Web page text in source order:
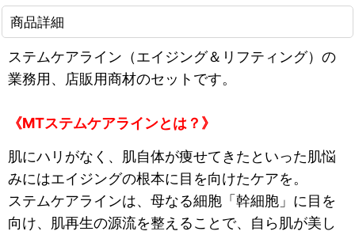
商品詳細
ステムケアライン（エイジング＆リフティング）の
業務用、店販用商材のセットです。
《MTステムケアラインとは？》
肌にハリがなく、肌自体が痩せてきたといった肌悩
みにはエイジングの根本に目を向けたケアを。
ステムケアラインは、母なる細胞「幹細胞」に目を
向け、 肌再生の源流を整えることで、 自ら肌が美し